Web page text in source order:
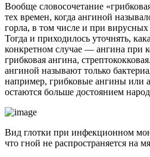
Вообще словосочетание
тех времен, когда ангиной
горла, в том числе и при
Тогда и приходилось уточнять,
конкретном случае — ангина при
грибковая ангина,
ангиной называют только
например, грибковые ангины или
остаются больше достоянием
Вид глотки при инфекционном
что гной не распространяется на